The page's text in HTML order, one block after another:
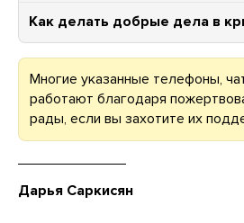
Как делать добрые дела в
Многие указанные телефоны,
работают благодаря
рады, если вы захотите их
Дарья Саркисян